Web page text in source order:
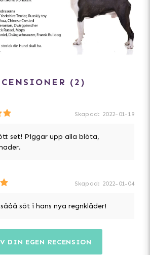
2
Skapad: 2022-01-19
set! Piggar upp alla blöta,
Skapad: 2022-01-04
söt i hans nya regnkläder!
DIN EGEN RECENSION